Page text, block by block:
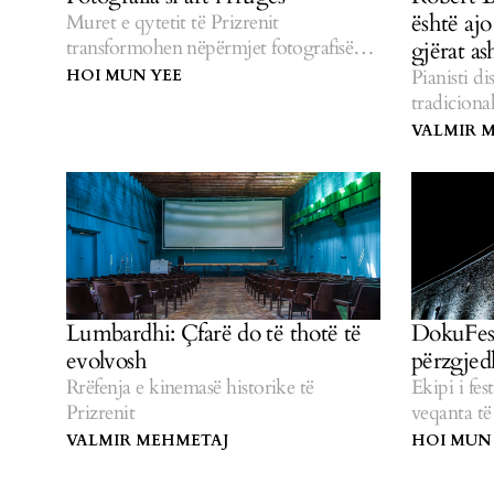
Muret e qytetit të Prizrenit
transformohen nëpërmjet fotografisë
nga punëtoria e DokuPhoto.
HOI MUN YEE
është
gjërat
Pianisti
VALMIR
Lumbardhi: Çfarë do të thotë të
evolvosh
Rrëfenja e kinemasë historike të
Prizrenit
VALMIR MEHMETAJ
Ekipi i
veqanta
HOI MUN